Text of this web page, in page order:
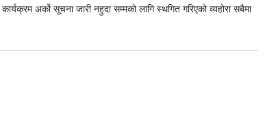
अर्को सूचना जारी नहुदा सम्मको लागि स्थगित गरिएको व्यहोरा सबैमा